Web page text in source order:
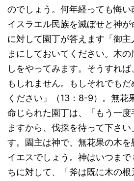
のでしょう。何年経っても悔
イスラエル民族を滅ぼせと神
に対して園丁が答えます「御主
まにしておいてください。木
しをやってみます。そうすれ
もしれません。もしそれでも
ください」（13：8-9）。無花
命じられた園丁は、「もう一度
ますから、伐採を待って下さい
す。園主は神で、無花果の木
イエスでしょう。神はいつま
ちに対して、「斧は既に木の根